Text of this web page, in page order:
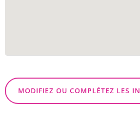
MODIFIEZ OU COMPLÉTEZ LES